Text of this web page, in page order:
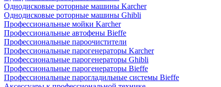
Однодисковые роторные машины Karcher
Однодисковые роторные машины Ghibli
Профессиональные мойки Karcher
Профессиональные автофены Bieffe
Профессиональные пароочистители
Профессиональные парогенераторы Karcher
Профессиональные парогенераторы Ghibli
Профессиональные парогенераторы Bieffe
Профессиональные парогладильные системы Bieffe